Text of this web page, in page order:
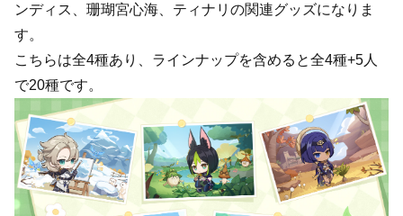
ンディス、珊瑚宮心海、ティナリの関連グッズになりま
す。
こちらは全4種あり、ラインナップを含めると全4種+5人
で20種です。